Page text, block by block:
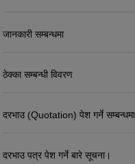
जानकारी सम्बन्धमा
ठेक्का सम्बन्धी विवरण
दरभाउ (Quotation) पेश गर्ने सम्बन्धमा
दरभाउ पत्र पेश गर्ने बारे सूचना।